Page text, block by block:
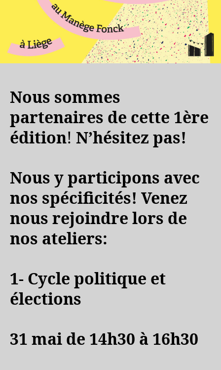
Nous sommes
partenaires de cette 1ère
édition! N’hésitez pas!
Nous y participons avec
nos spécificités! Venez
nous rejoindre lors de
nos ateliers:
1- Cycle politique et
élections
31 mai de 14h30 à 16h30